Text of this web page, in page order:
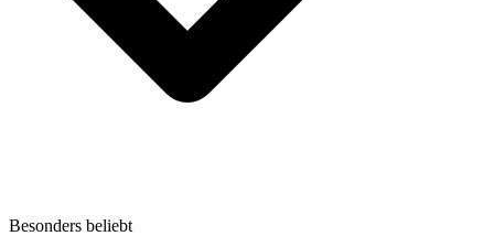
Besonders beliebt